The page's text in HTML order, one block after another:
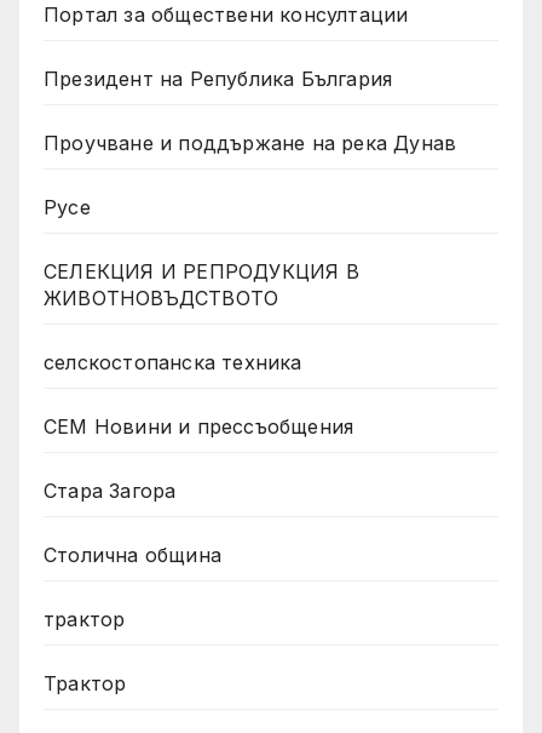
Портал за обществени консултации
Президент на Република България
Проучване и поддържане на река Дунав
Русе
СЕЛЕКЦИЯ И РЕПРОДУКЦИЯ В
ЖИВОТНОВЪДСТВОТО
селскостопанска техника
СЕМ Новини и прессъобщения
Стара Загора
Столична община
трактор
Трактор